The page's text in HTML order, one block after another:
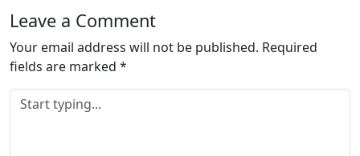
Leave a Comment
Your email address will not be published. Required
fields are marked *